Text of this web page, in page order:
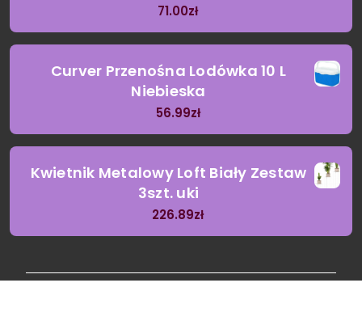
71.00zł
Curver Przenośna Lodówka 10 L
Niebieska
56.99zł
Kwietnik Metalowy Loft Biały Zestaw
3szt. uki
226.89zł